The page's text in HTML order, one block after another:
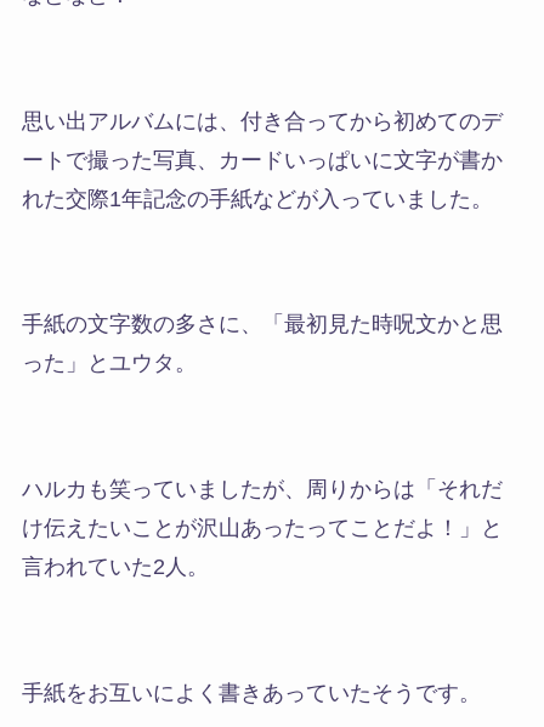
思い出アルバムには、付き合ってから初めてのデ
ートで撮った写真、カードいっぱいに文字が書か
れた交際1年記念の手紙などが入っていました。
手紙の文字数の多さに、「最初見た時呪文かと思
った」とユウタ。
ハルカも笑っていましたが、周りからは「それだ
け伝えたいことが沢山あったってことだよ！」と
言われていた2人。
手紙をお互いによく書きあっていたそうです。